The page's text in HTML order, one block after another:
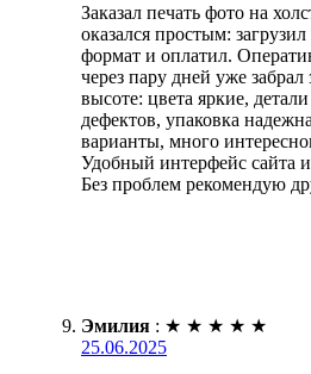
Заказал печать фото на
оказался простым:
формат и оплатил.
через пару дней уже
высоте: цвета яркие,
дефектов, упаковка
варианты, много
Удобный интерфейс сайта
Без проблем рекомендую
Эмилия : ★ ★ ★ ★ ★
25.06.2025